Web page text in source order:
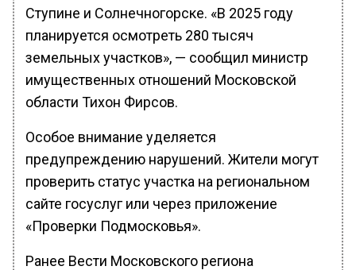
Ступине и Солнечногорске. «В 2025 году
планируется осмотреть 280 тысяч
земельных участков», — сообщил министр
имущественных отношений Московской
области Тихон Фирсов.
Особое внимание уделяется
предупреждению нарушений. Жители могут
проверить статус участка на региональном
сайте госуслуг или через приложение
«Проверки Подмосковья».
Ранее Вести Московского региона